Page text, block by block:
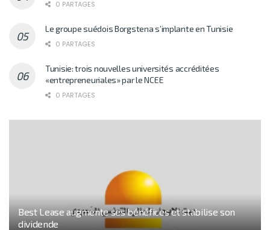
0 PARTAGES
Le groupe suédois Borgstena s’implante en Tunisie
0 PARTAGES
Tunisie: trois nouvelles universités accréditées
«entrepreneuriales» par le NCEE
0 PARTAGES
Best Lease augmente ses bénéfices et stabilise son
dividende